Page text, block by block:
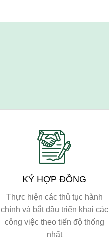
KÝ HỢP ĐỒNG
Thực hiện các thủ tục hành
chính và bắt đầu triển khai các
công việc theo tiến độ thống
nhất